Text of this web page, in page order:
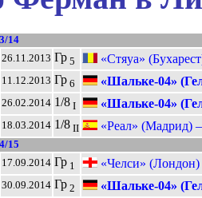
14
26.11.2013 Гр 5
«Стяуа»
11.12.2013 Гр 6
«Шальке-04»
26.02.2014 1/8 I
«Шальке-04»
18.03.2014 1/8 II «Реал» (Мадрид)
15
17.09.2014 Гр 1
«Челси»
30.09.2014 Гр 2
«Шальке-04»